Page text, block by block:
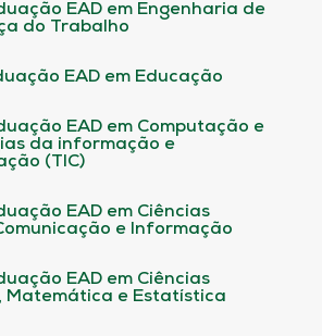
EAD em Engenharia de
do Trabalho
EAD em Educação
EAD em Computação e
da informação e
(TIC)
EAD em Ciências
e Informação
EAD em Ciências
Matemática e Estatística